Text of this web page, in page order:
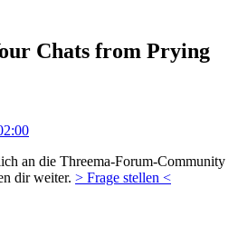
Chats from Prying
an die Threema-Forum-Community
dir weiter. > Frage stellen <